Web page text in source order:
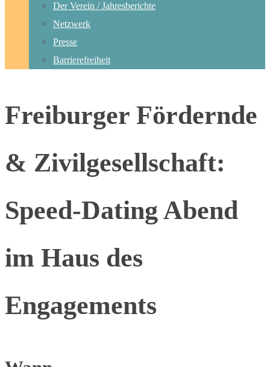
Der Verein / Jahresberichte
Netzwerk
Presse
Barrierefreiheit
Freiburger Fördernde
& Zivilgesellschaft:
Speed-Dating Abend
im Haus des
Engagements